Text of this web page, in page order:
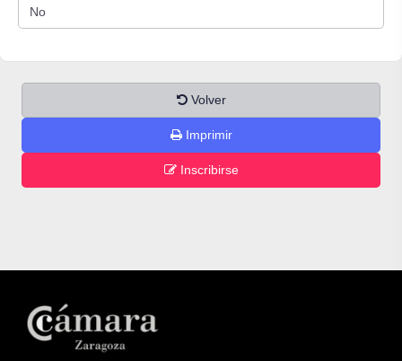
Volver
Imprimir
Inscribirse